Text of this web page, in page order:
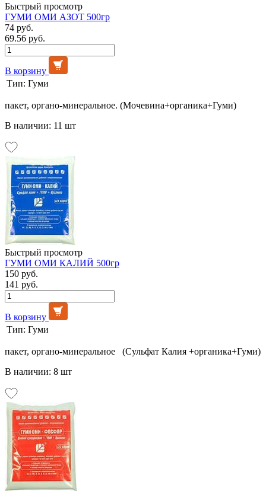
Быстрый просмотр
ГУМИ ОМИ АЗОТ 500гр
74 руб.
69.56 руб.
В корзину
Тип: Гуми
пакет, органо-минеральное. (Мочевина+органика+Гуми)
В наличии: 11 шт
Быстрый просмотр
ГУМИ ОМИ КАЛИЙ 500гр
150 руб.
141 руб.
В корзину
Тип: Гуми
пакет, органо-минеральное (Сульфат Калия +органика+Гуми)
В наличии: 8 шт